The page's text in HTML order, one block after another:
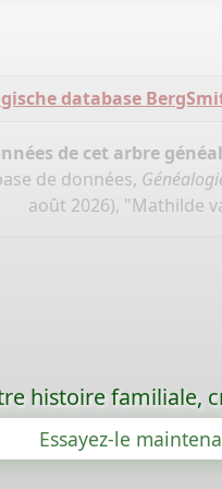
database
de cet arbre
de données,
août 2026), "Mathilde
histoire familiale,
Essayez-le